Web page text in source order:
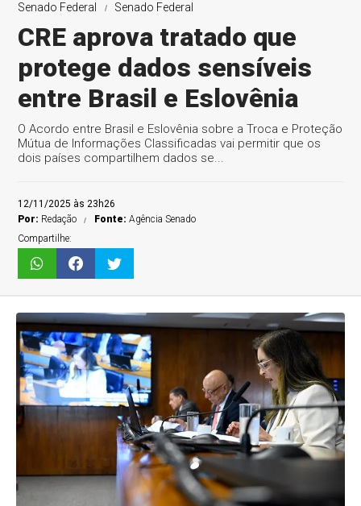
Senado Federal Senado Federal
CRE aprova tratado que
protege dados sensíveis
entre Brasil e Eslovênia
O Acordo entre Brasil e Eslovênia sobre a Troca e Proteção
Mútua de Informações Classificadas vai permitir que os
dois países compartilhem dados se...
12/11/2025 às 23h26
Por: Redação Fonte:Agência Senado
Compartilhe: